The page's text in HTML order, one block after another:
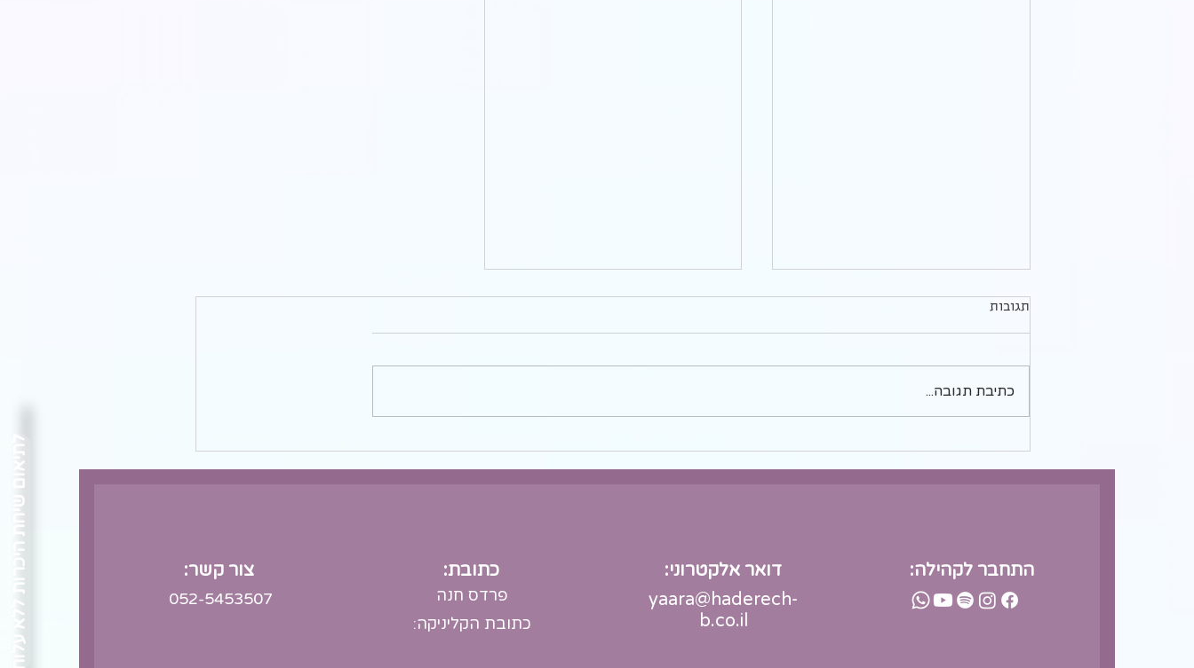
איך לעצור את דליפת האנרגיה
בדייטים ולשמור על החשק
להמשיך בהיכרויות גם אחרי דייט
עוד לפני שעצרתי את האוטו קלטתי
שהוא פשוט לא בשבילי. זה לא העניין
של המראה. אני די פתוחה בעניין הזה
איך הפכתי ביטול מעפן - ממשבר
אישי
ההיא שההוא ביטל לי בצורה
עמקי נשמתי, ולא היה לי רעיון איך
תגובות
כתיבת תגובה...
לתיאום שיחת היכרות ללא עלות צור קשר:
052-5453507
כתובת:
פרדס חנה
כתובת הקליניקה:
דואר אלקטרוני:
yaara@haderech-
b.co.il
התחבר לקהילה: